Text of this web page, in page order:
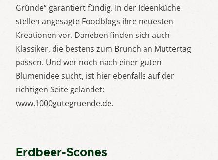
Gründe“ garantiert fündig. In der Ideenküche
stellen angesagte Foodblogs ihre neuesten
Kreationen vor. Daneben finden sich auch
Klassiker, die bestens zum Brunch an Muttertag
passen. Und wer noch nach einer guten
Blumenidee sucht, ist hier ebenfalls auf der
richtigen Seite gelandet:
www.1000gutegruende.de.
Erdbeer-Scones